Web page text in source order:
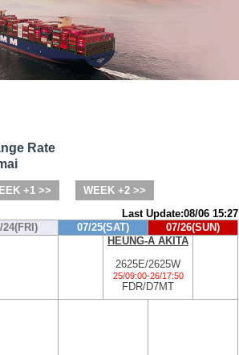
Rate
+1 >>
WEEK +2 >>
Last Update:08/06 15:27
24(FRI) 07/25(SAT)
07/26(SUN)
HEUNG-A AKITA
2625E/2625W
25/09:00-26/17:50
FDR/D7MT